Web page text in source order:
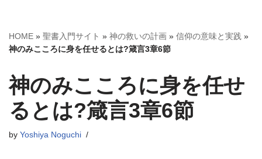
へ
ス
ッ
プ
HOME » 聖書入門サイト » 神の救いの計画 » 信仰の意味と実践 »
神のみこころに身を任せるとは?箴言3章6節
神のみこころに身を任せ
るとは?箴言3章6節
by Yoshiya Noguchi